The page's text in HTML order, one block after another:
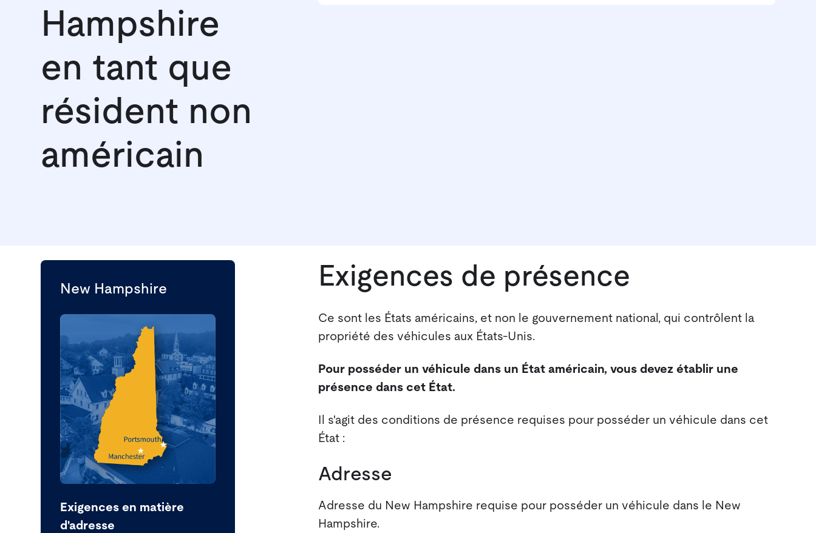
Hampshire
en tant que
résident non
américain
New Hampshire
Exigences en matière
d'adresse
Exigences de présence
Ce sont les États américains, et non le gouvernement national, qui contrôlent la
propriété des véhicules aux États-Unis.
Pour posséder un véhicule dans un État américain, vous devez établir une
présence dans cet État.
Il s'agit des conditions de présence requises pour posséder un véhicule dans cet
État :
Adresse
Adresse du New Hampshire requise pour posséder un véhicule dans le New
Hampshire.